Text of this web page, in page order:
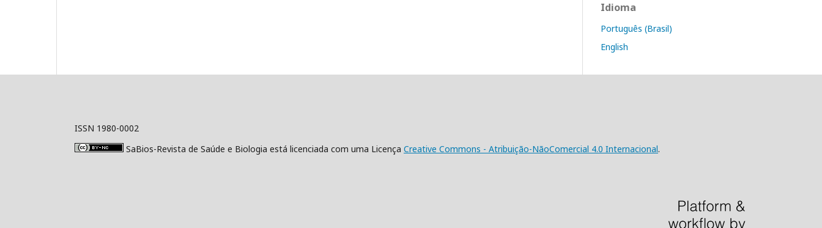
Idioma
Português (Brasil)
English
ISSN 1980-0002
SaBios-Revista de Saúde e Biologia está licenciada com uma Licença Creative Commons - Atribuição-NãoComercial 4.0 Internacional.